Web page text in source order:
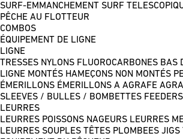
SURF-EMMANCHEMENT SURF
PÊCHE AU FLOTTEUR
COMBOS
ÉQUIPEMENT DE LIGNE
LIGNE
TRESSES NYLONS FLUOROCARBONES BAS
LIGNE MONTÉS HAMEÇONS NON MONTÉS
ÉMERILLONS ÉMERILLONS A AGRAFE
SLEEVES / BULLES / BOMBETTES FEEDERS
LEURRES
LEURRES POISSONS NAGEURS LEURRES
LEURRES SOUPLES TÊTES PLOMBEES JIGS